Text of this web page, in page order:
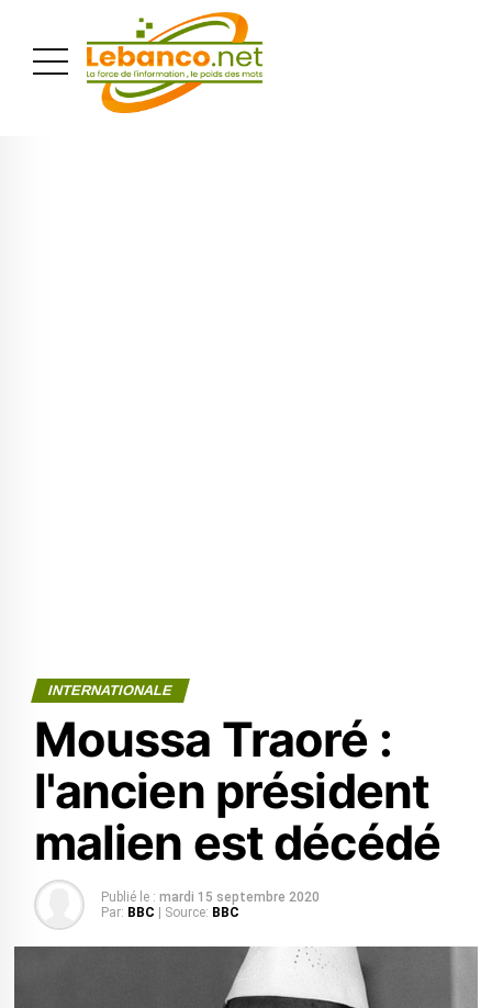
INTERNATIONALE
Moussa Traoré :
l'ancien président
malien est décédé
Publié le : mardi 15 septembre 2020
Par: BBC | Source: BBC